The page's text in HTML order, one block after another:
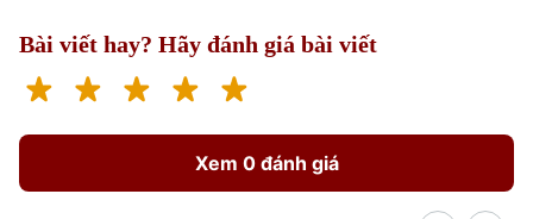
Bài viết hay? Hãy đánh giá bài viết
Xem 0 đánh giá